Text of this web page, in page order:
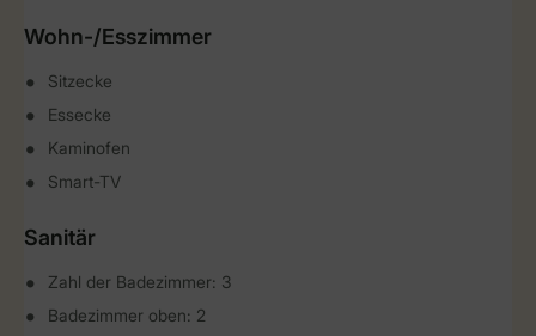
Wohn-/Esszimmer
Sitzecke
Essecke
Kaminofen
Smart-TV
Sanitär
Zahl der Badezimmer: 3
Badezimmer oben: 2